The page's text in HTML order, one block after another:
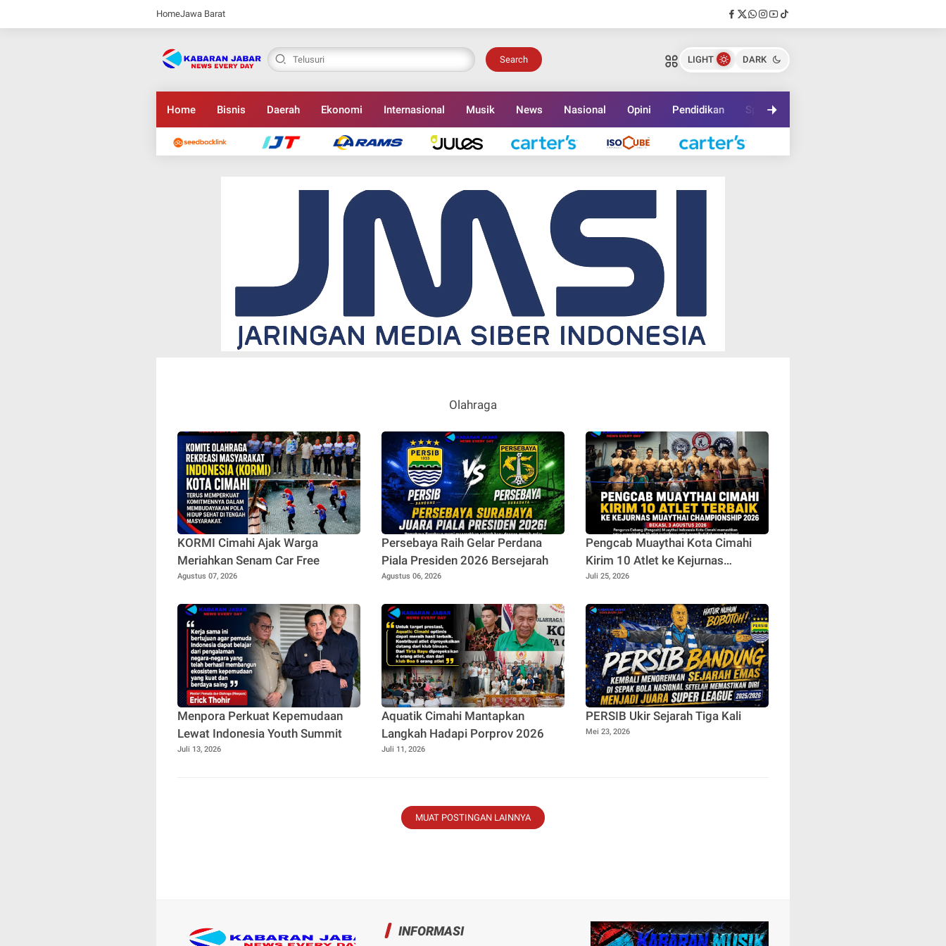
HomeJawa Barat
Search LIGHT DARK
Home Bisnis Daerah Ekonomi Internasional Musik News Nasional Opini Pendidikan Sport
Olahraga
KORMI Cimahi Ajak Warga
Meriahkan Senam Car Free
Agustus 07, 2026
Persebaya Raih Gelar Perdana
Piala Presiden 2026 Bersejarah
Agustus 06, 2026
Pengcab Muaythai Kota Cimahi
Kirim 10 Atlet ke Kejurnas
Muaythai Championship 2026
Juli 25, 2026
Menpora Perkuat Kepemudaan
Lewat Indonesia Youth Summit
Juli 13, 2026
Aquatik Cimahi Mantapkan
Langkah Hadapi Porprov 2026
Juli 11, 2026
PERSIB Ukir Sejarah Tiga Kali
Mei 23, 2026
MUAT POSTINGAN LAINNYA
INFORMASI